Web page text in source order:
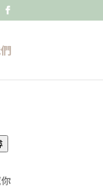
